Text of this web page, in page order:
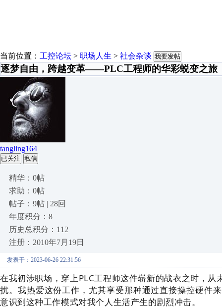
当前位置： 工控论坛 > 职场人生 > 社会杂谈 我要发帖
逐梦自由，跨越变革——PLC工程师的华彩蜕变之旅
tangling164
已关注 私信
精华：0帖
求助：0帖
帖子：9帖 | 28回
年度积分：8
历史总积分：112
注册：2010年7月19日
发表于：2023-06-26 22:31:56
在我初涉职场，穿上PLC工程师这件崭新的战衣之时，
扰。我热爱这份工作，尤其享受那种通过直接操控硬件
意识到这种工作模式对我个人生活产生的剧烈冲击。